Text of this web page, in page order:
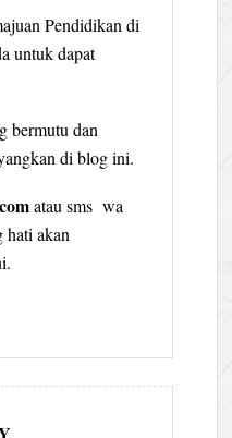
Pendidikan di
untuk dapat
bermutu dan
di blog ini.
atau sms wa
hati akan